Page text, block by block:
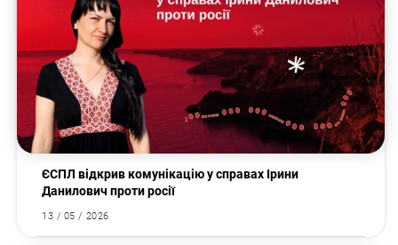
ЄСПЛ відкрив комунікацію у справах Ірини
Данилович проти росії
13 / 05 / 2026